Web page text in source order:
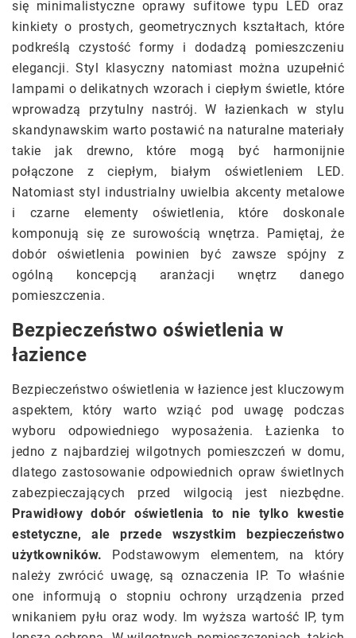
się minimalistyczne oprawy sufitowe typu LED oraz
kinkiety o prostych, geometrycznych kształtach, które
podkreślą czystość formy i dodadzą pomieszczeniu
elegancji. Styl klasyczny natomiast można uzupełnić
lampami o delikatnych wzorach i ciepłym świetle, które
wprowadzą przytulny nastrój. W łazienkach w stylu
skandynawskim warto postawić na naturalne materiały
takie jak drewno, które mogą być harmonijnie
połączone z ciepłym, białym oświetleniem LED.
Natomiast styl industrialny uwielbia akcenty metalowe
i czarne elementy oświetlenia, które doskonale
komponują się ze surowością wnętrza. Pamiętaj, że
dobór oświetlenia powinien być zawsze spójny z
ogólną koncepcją aranżacji wnętrz danego
pomieszczenia.
Bezpieczeństwo oświetlenia w
łazience
Bezpieczeństwo oświetlenia w łazience jest kluczowym
aspektem, który warto wziąć pod uwagę podczas
wyboru odpowiedniego wyposażenia. Łazienka to
jedno z najbardziej wilgotnych pomieszczeń w domu,
dlatego zastosowanie odpowiednich opraw świetlnych
zabezpieczających przed wilgocią jest niezbędne.
Prawidłowy dobór oświetlenia to nie tylko kwestie
estetyczne, ale przede wszystkim bezpieczeństwo
użytkowników. Podstawowym elementem, na który
należy zwrócić uwagę, są oznaczenia IP. To właśnie
one informują o stopniu ochrony urządzenia przed
wnikaniem pyłu oraz wody. Im wyższa wartość IP, tym